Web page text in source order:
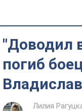
"Доводил
погиб
Лилия